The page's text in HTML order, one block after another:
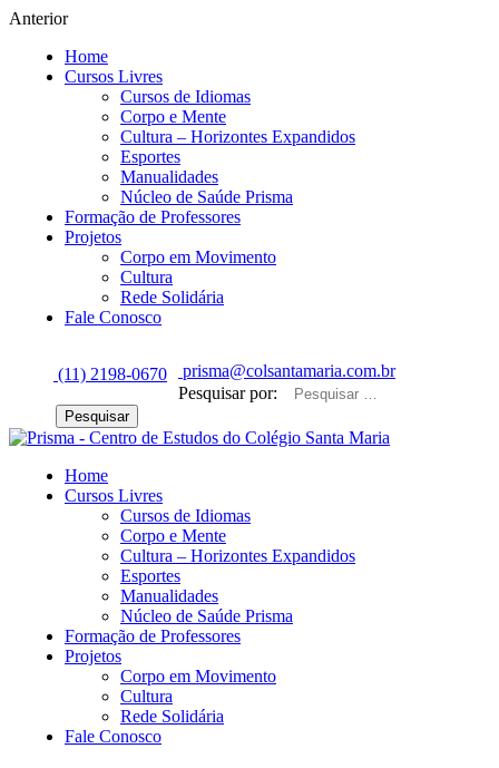
Anterior
Home
Cursos Livres
Cursos de Idiomas
Corpo e Mente
Cultura – Horizontes Expandidos
Esportes
Manualidades
Núcleo de Saúde Prisma
Formação de Professores
Projetos
Corpo em Movimento
Cultura
Rede Solidária
Fale Conosco
(11) 2198-0670
prisma@colsantamaria.com.br
Pesquisar por:
Home
Cursos Livres
Cursos de Idiomas
Corpo e Mente
Cultura – Horizontes Expandidos
Esportes
Manualidades
Núcleo de Saúde Prisma
Formação de Professores
Projetos
Corpo em Movimento
Cultura
Rede Solidária
Fale Conosco